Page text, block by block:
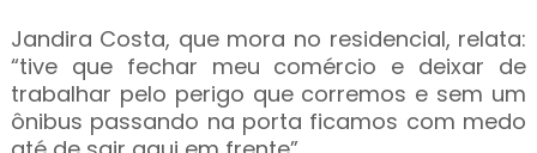
Jandira Costa, que mora no residencial, relata:
“tive que fechar meu comércio e deixar de
trabalhar pelo perigo que corremos e sem um
ônibus passando na porta ficamos com medo